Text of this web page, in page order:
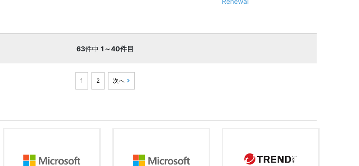
63件中 1～40件目
1 2 次へ